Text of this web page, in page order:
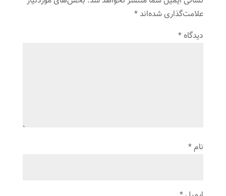
علامت‌گذاری شده‌اند*
دیدگاه*
نام*